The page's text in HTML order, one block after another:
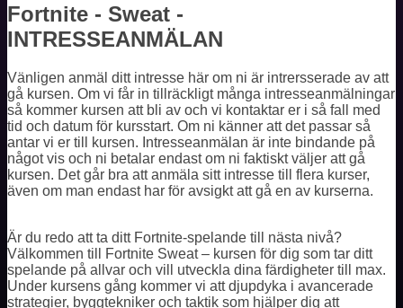
Fortnite - Sweat -
INTRESSEANMÄLAN
Vänligen anmäl ditt intresse här om ni är intrersserade av att
gå kursen. Om vi får in tillräckligt många intresseanmälningar
så kommer kursen att bli av och vi kontaktar er i så fall med
tid och datum för kursstart. Om ni känner att det passar så
antar vi er till kursen. Intresseanmälan är inte bindande på
något vis och ni betalar endast om ni faktiskt väljer att gå
kursen. Det går bra att anmäla sitt intresse till flera kurser,
även om man endast har för avsigkt att gå en av kurserna.
Är du redo att ta ditt Fortnite-spelande till nästa nivå?
Välkommen till Fortnite Sweat – kursen för dig som tar ditt
spelande på allvar och vill utveckla dina färdigheter till max.
Under kursens gång kommer vi att djupdyka i avancerade
strategier, byggtekniker och taktik som hjälper dig att